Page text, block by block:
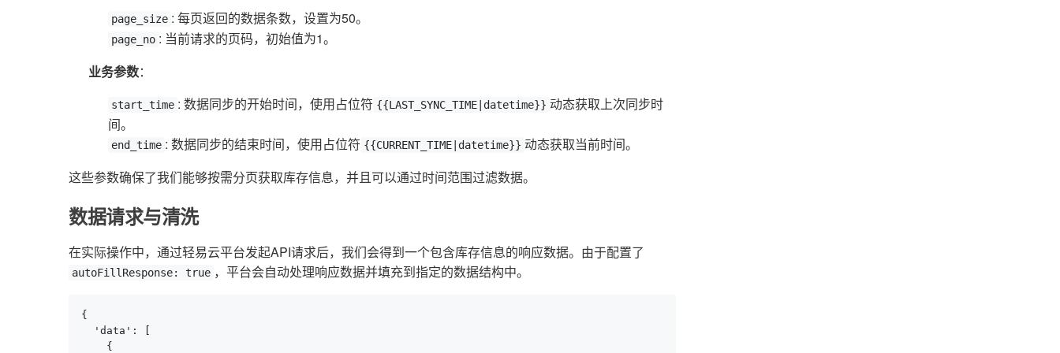
page_size : 每页返回的数据条数，设置为50。
page_no : 当前请求的页码，初始值为1。
业务参数：
start_time : 数据同步的开始时间，使用占位符 {{LAST_SYNC_TIME|datetime}} 动态获取上次同步时
间。
end_time : 数据同步的结束时间，使用占位符 {{CURRENT_TIME|datetime}} 动态获取当前时间。
这些参数确保了我们能够按需分页获取库存信息，并且可以通过时间范围过滤数据。
数据请求与清洗
在实际操作中，通过轻易云平台发起API请求后，我们会得到一个包含库存信息的响应数据。由于配置了
autoFillResponse: true ，平台会自动处理响应数据并填充到指定的数据结构中。
{
  'data': [
    {